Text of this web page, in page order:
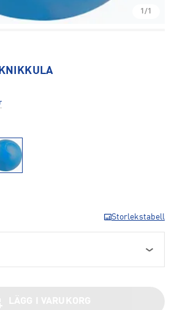
1/1
Storlekstabell